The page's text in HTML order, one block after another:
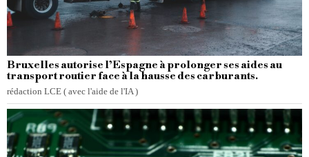
Bruxelles autorise l’Espagne à prolonger ses aides au
transport routier face à la hausse des carburants.
rédaction LCE ( avec l'aide de l'IA )